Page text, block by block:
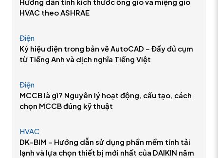
Hướng dẫn tính kích thước ống gió và miệng gió
HVAC theo ASHRAE
Điện
Ký hiệu điện trong bản vẽ AutoCAD – Đầy đủ cụm
từ Tiếng Anh và dịch nghĩa Tiếng Việt
Điện
MCCB là gì? Nguyên lý hoạt động, cấu tạo, cách
chọn MCCB đúng kỹ thuật
HVAC
DK-BIM – Hướng dẫn sử dụng phần mềm tính tải
lạnh và lựa chọn thiết bị mới nhất của DAIKIN năm